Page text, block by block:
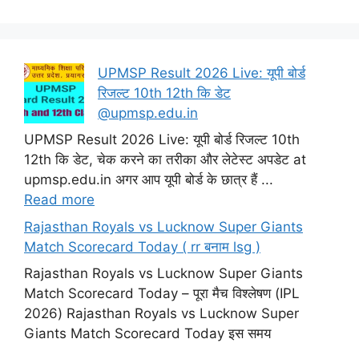
UPMSP Result 2026 Live: यूपी बोर्ड
रिजल्ट 10th 12th कि डेट
@upmsp.edu.in
UPMSP Result 2026 Live: यूपी बोर्ड रिजल्ट 10th
12th कि डेट, चेक करने का तरीका और लेटेस्ट अपडेट at
upmsp.edu.in अगर आप यूपी बोर्ड के छात्र हैं ...
Read more
Rajasthan Royals vs Lucknow Super Giants
Match Scorecard Today ( rr बनाम lsg )
Rajasthan Royals vs Lucknow Super Giants
Match Scorecard Today – पूरा मैच विश्लेषण (IPL
2026) Rajasthan Royals vs Lucknow Super
Giants Match Scorecard Today इस समय